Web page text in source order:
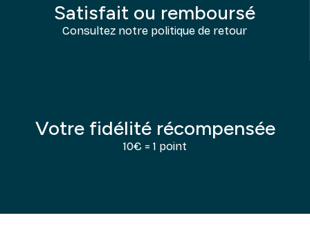
Satisfait ou remboursé
Consultez notre politique de retour
Votre fidélité récompensée
10€ = 1 point